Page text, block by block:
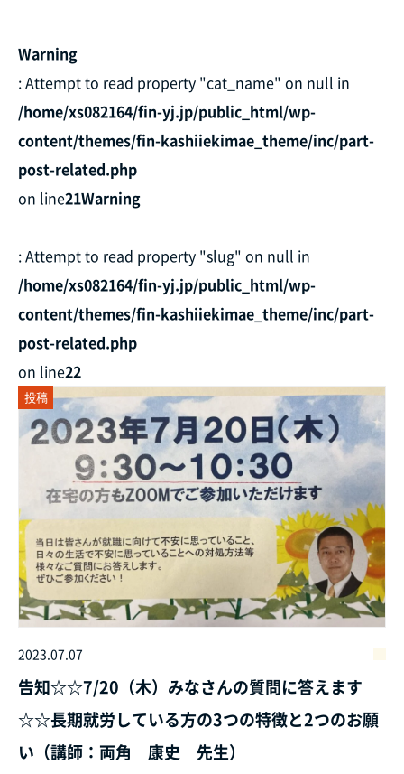
Warning
: Attempt to read property "cat_name" on null in
/home/xs082164/fin-yj.jp/public_html/wp-
content/themes/fin-kashiiekimae_theme/inc/part-
post-related.php
on line21Warning
: Attempt to read property "slug" on null in
/home/xs082164/fin-yj.jp/public_html/wp-
content/themes/fin-kashiiekimae_theme/inc/part-
post-related.php
on line22
投稿
2023.07.07
告知☆☆7/20（木）みなさんの質問に答えます
☆☆長期就労している方の3つの特徴と2つのお願
い（講師：両角 康史 先生）